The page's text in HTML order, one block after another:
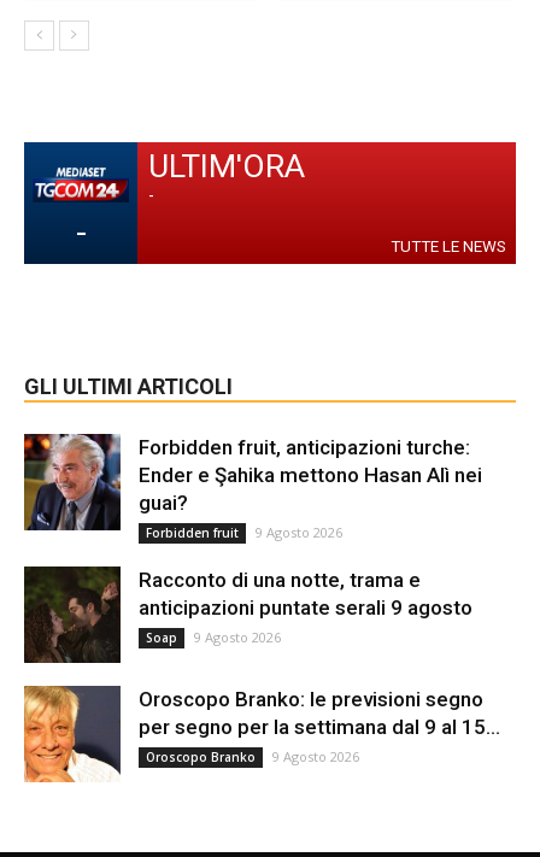
-
ULTIM'ORA
-
TUTTE LE NEWS
GLI ULTIMI ARTICOLI
Forbidden fruit, anticipazioni turche:
Ender e Şahika mettono Hasan Alì nei
guai?
Forbidden fruit 9 Agosto 2026
Racconto di una notte, trama e
anticipazioni puntate serali 9 agosto
Soap 9 Agosto 2026
Oroscopo Branko: le previsioni segno
per segno per la settimana dal 9 al 15...
Oroscopo Branko 9 Agosto 2026